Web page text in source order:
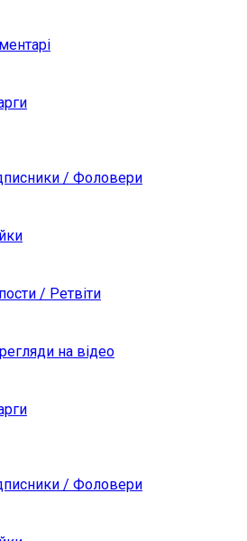
/ Фоловери
/ Ретвіти
на відео
/ Фоловери